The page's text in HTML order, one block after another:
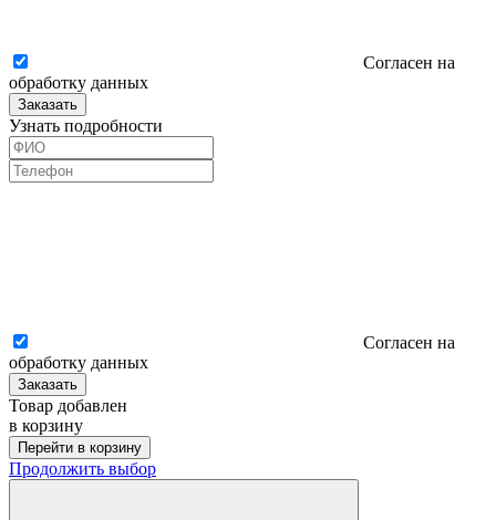
Согласен на
обработку данных
Заказать
Узнать подробности
Согласен на
обработку данных
Заказать
Товар добавлен
в корзину
Перейти в корзину
Продолжить выбор